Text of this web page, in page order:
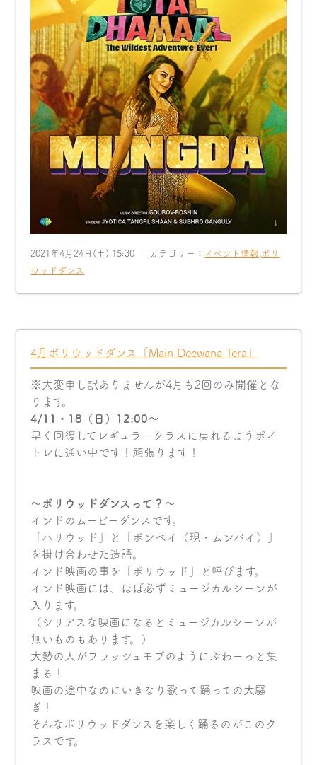
2021年4月24日(土) 15:30 ｜ カテゴリー： イベント情報 ,ボリ
ウッドダンス
4月ボリウッドダンス「Main Deewana Tera」
※大変申し訳ありませんが4月も2回のみ開催とな
ります。
4/11・18（日）12:00〜
早く回復してレギュラークラスに戻れるようボイ
トレに通い中です！頑張ります！
〜ボリウッドダンスって？〜
インドのムービーダンスです。
「ハリウッド」と「ボンベイ（現・ムンバイ）」
を掛け合わせた造語。
インド映画の事を「ボリウッド」と呼びます。
インド映画には、ほぼ必ずミュージカルシーンが
入ります。
（シリアスな映画になるとミュージカルシーンが
無いものもあります。）
大勢の人がフラッシュモブのようにぶわーっと集
まる！
映画の途中なのにいきなり歌って踊っての大騒
ぎ！
そんなボリウッドダンスを楽しく踊るのがこのク
ラスです。